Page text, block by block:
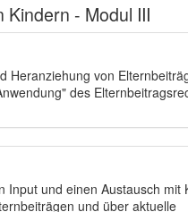
Kindern - Modul III
Heranziehung von
des
und einen Austausch mit
und über aktuelle